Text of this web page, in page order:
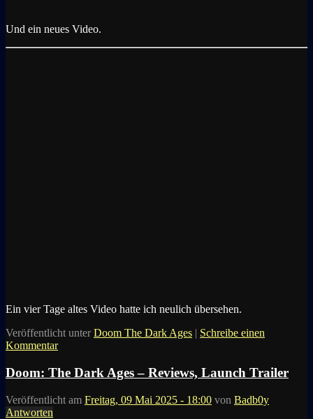
Und ein neues Video.
Ein vier Tage altes Video hatte ich neulich übersehen.
Veröffentlicht unter Doom The Dark Ages | Schreibe einen
Kommentar
Doom: The Dark Ages – Reviews, Launch Trailer
Veröffentlicht am Freitag, 09 Mai 2025 - 18:00 von Badb0y
Antworten